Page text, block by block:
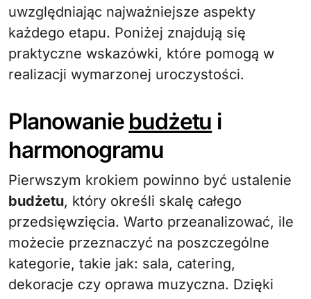
uwzględniając najważniejsze aspekty
każdego etapu. Poniżej znajdują się
praktyczne wskazówki, które pomogą w
realizacji wymarzonej uroczystości.
Planowanie budżetu i
harmonogramu
Pierwszym krokiem powinno być ustalenie
budżetu, który określi skalę całego
przedsięwzięcia. Warto przeanalizować, ile
możecie przeznaczyć na poszczególne
kategorie, takie jak: sala, catering,
dekoracje czy oprawa muzyczna. Dzięki